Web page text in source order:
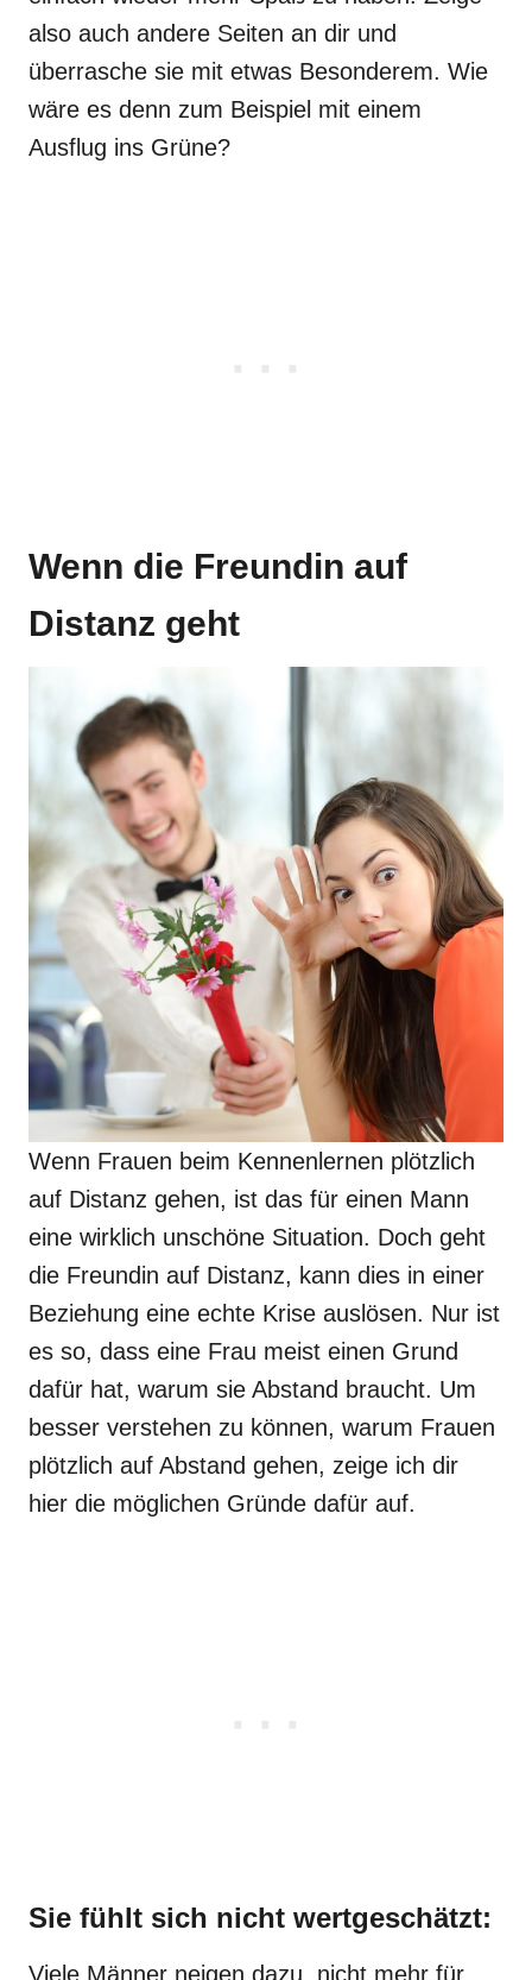
also auch andere Seiten an dir und
überrasche sie mit etwas Besonderem. Wie
wäre es denn zum Beispiel mit einem
Ausflug ins Grüne?
Wenn die Freundin auf
Distanz geht
Wenn Frauen beim Kennenlernen plötzlich
auf Distanz gehen, ist das für einen Mann
eine wirklich unschöne Situation. Doch geht
die Freundin auf Distanz, kann dies in einer
Beziehung eine echte Krise auslösen. Nur ist
es so, dass eine Frau meist einen Grund
dafür hat, warum sie Abstand braucht. Um
besser verstehen zu können, warum Frauen
plötzlich auf Abstand gehen, zeige ich dir
hier die möglichen Gründe dafür auf.
Sie fühlt sich nicht wertgeschätzt:
Viele Männer neigen dazu, nicht mehr für